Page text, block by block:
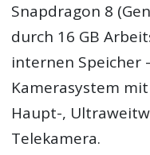
Snapdragon 8
durch 16 GB
internen Speicher
Kamerasystem
Haupt-,
Telekamera.